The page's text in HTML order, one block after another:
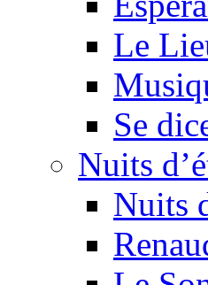
Le
Se
Nuits
Nuits